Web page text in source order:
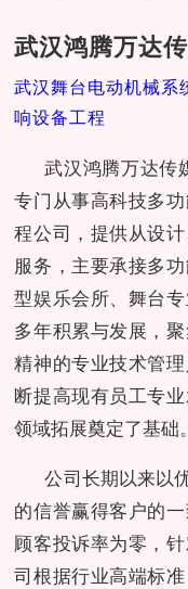
武汉鸿腾万达
武汉舞台电动机械系
响设备工程
武汉鸿腾万达传
专门从事高科技多
程公司，提供从设
服务，主要承接多
型娱乐会所、舞台
多年积累与发展，
精神的专业技术管
断提高现有员工专
领域拓展奠定了基础。
公司长期以来以
的信誉赢得客户的
顾客投诉率为零，
司根据行业高端标